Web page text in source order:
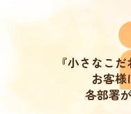
『小さなこ
お客様
各部署